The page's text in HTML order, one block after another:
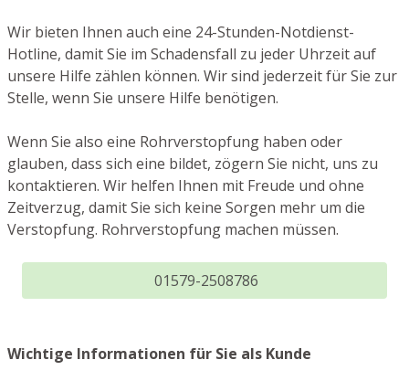
Wir bieten Ihnen auch eine 24-Stunden-Notdienst-
Hotline, damit Sie im Schadensfall zu jeder Uhrzeit auf
unsere Hilfe zählen können. Wir sind jederzeit für Sie zur
Stelle, wenn Sie unsere Hilfe benötigen.
Wenn Sie also eine Rohrverstopfung haben oder
glauben, dass sich eine bildet, zögern Sie nicht, uns zu
kontaktieren. Wir helfen Ihnen mit Freude und ohne
Zeitverzug, damit Sie sich keine Sorgen mehr um die
Verstopfung. Rohrverstopfung machen müssen.
01579-2508786
Wichtige Informationen für Sie als Kunde